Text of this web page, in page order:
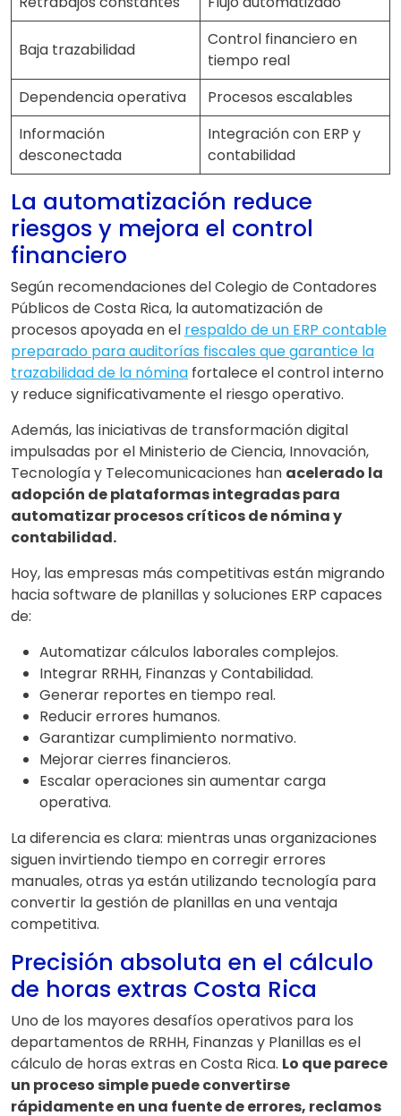
Baja trazabilidad
Control financiero en
tiempo real
Dependencia operativa
Procesos escalables
Información
desconectada
Integración con ERP y
contabilidad
La automatización reduce
riesgos y mejora el control
financiero
Según recomendaciones del Colegio de Contadores
Públicos de Costa Rica, la automatización de
procesos apoyada en el respaldo de un ERP contable
preparado para auditorías fiscales que garantice la
trazabilidad de la nómina fortalece el control interno
y reduce significativamente el riesgo operativo.
Además, las iniciativas de transformación digital
impulsadas por el Ministerio de Ciencia, Innovación,
Tecnología y Telecomunicaciones han acelerado la
adopción de plataformas integradas para
automatizar procesos críticos de nómina y
contabilidad.
Hoy, las empresas más competitivas están migrando
hacia software de planillas y soluciones ERP capaces
de:
Automatizar cálculos laborales complejos.
Integrar RRHH, Finanzas y Contabilidad.
Generar reportes en tiempo real.
Reducir errores humanos.
Garantizar cumplimiento normativo.
Mejorar cierres financieros.
Escalar operaciones sin aumentar carga
operativa.
La diferencia es clara: mientras unas organizaciones
siguen invirtiendo tiempo en corregir errores
manuales, otras ya están utilizando tecnología para
convertir la gestión de planillas en una ventaja
competitiva.
Precisión absoluta en el cálculo
de horas extras Costa Rica
Uno de los mayores desafíos operativos para los
departamentos de RRHH, Finanzas y Planillas es el
cálculo de horas extras en Costa Rica. Lo que parece
un proceso simple puede convertirse
rápidamente en una fuente de errores, reclamos